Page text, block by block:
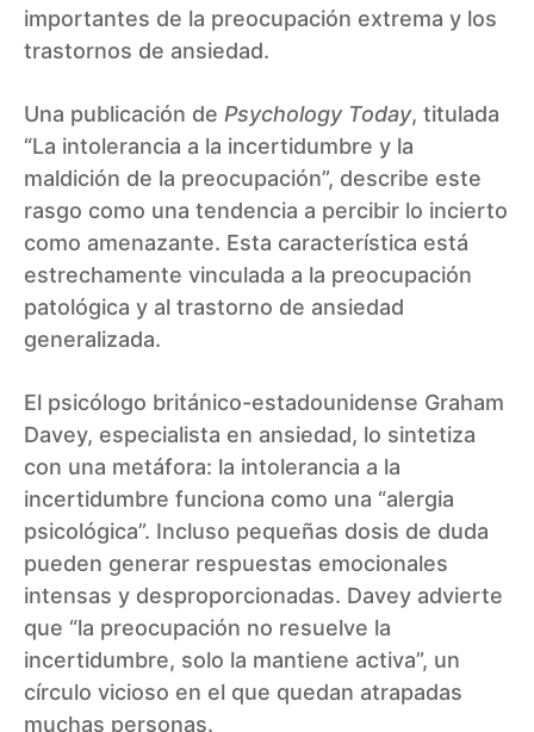
importantes de la preocupación extrema y los
trastornos de ansiedad.
Una publicación de Psychology Today, titulada
“La intolerancia a la incertidumbre y la
maldición de la preocupación”, describe este
rasgo como una tendencia a percibir lo incierto
como amenazante. Esta característica está
estrechamente vinculada a la preocupación
patológica y al trastorno de ansiedad
generalizada.
El psicólogo británico-estadounidense Graham
Davey, especialista en ansiedad, lo sintetiza
con una metáfora: la intolerancia a la
incertidumbre funciona como una “alergia
psicológica”. Incluso pequeñas dosis de duda
pueden generar respuestas emocionales
intensas y desproporcionadas. Davey advierte
que “la preocupación no resuelve la
incertidumbre, solo la mantiene activa”, un
círculo vicioso en el que quedan atrapadas
muchas personas.